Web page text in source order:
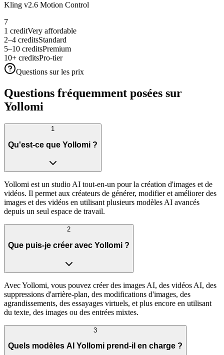
Kling v2.6 Motion Control
7
1 creditVery affordable
2–4 creditsStandard
5–10 creditsPremium
10+ creditsPro-tier
Questions sur les prix
Questions fréquemment posées sur
Yollomi
1
Qu'est-ce que Yollomi ?
Yollomi est un studio AI tout-en-un pour la création d'images et de
vidéos. Il permet aux créateurs de générer, modifier et améliorer des
images et des vidéos en utilisant plusieurs modèles AI avancés
depuis un seul espace de travail.
2
Que puis-je créer avec Yollomi ?
Avec Yollomi, vous pouvez créer des images AI, des vidéos AI, des
suppressions d'arrière-plan, des modifications d'images, des
agrandissements, des essayages virtuels, et plus encore en utilisant
du texte, des images ou des entrées mixtes.
3
Quels modèles AI Yollomi prend-il en charge ?